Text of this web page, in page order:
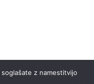
z namestitvijo